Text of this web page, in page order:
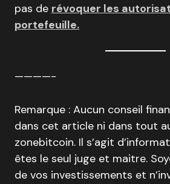
pas de révoquer les
portefeuille.
————-
Remarque : Aucun conseil
dans cet article ni dans tout
zonebitcoin. Il s’agit
êtes le seul juge et maitre.
de vos investissements et